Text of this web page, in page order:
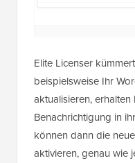
Elite Licenser
beispielsweise Ihr
aktualisieren,
Benachrichtigung in
können dann die
aktivieren, genau wie